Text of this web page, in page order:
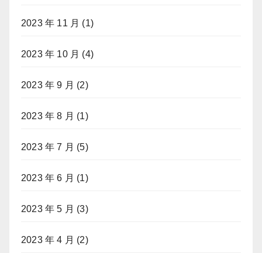
2023 年 11 月 (1)
2023 年 10 月 (4)
2023 年 9 月 (2)
2023 年 8 月 (1)
2023 年 7 月 (5)
2023 年 6 月 (1)
2023 年 5 月 (3)
2023 年 4 月 (2)